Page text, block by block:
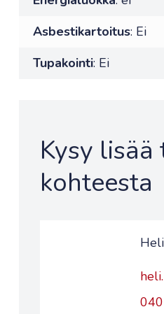
Asbestikartoitus: Ei
Tupakointi: Ei
Kysy lisää
kohteesta